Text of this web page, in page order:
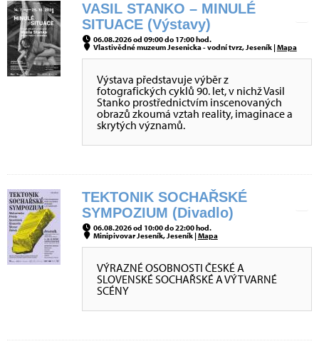
VASIL STANKO – MINULÉ
SITUACE (Výstavy)
06.08.2026 od 09:00 do 17:00 hod.
Vlastivědné muzeum Jesenicka - vodní tvrz, Jeseník |Mapa
Výstava představuje výběr z
fotografických cyklů 90. let, v nichž Vasil
Stanko prostřednictvím inscenovaných
obrazů zkoumá vztah reality, imaginace a
skrytých významů.
TEKTONIK SOCHAŘSKÉ
SYMPOZIUM (Divadlo)
06.08.2026 od 10:00 do 22:00 hod.
Minipivovar Jeseník, Jeseník |Mapa
VÝRAZNÉ OSOBNOSTI ČESKÉ A
SLOVENSKÉ SOCHAŘSKÉ A VÝTVARNÉ
SCÉNY